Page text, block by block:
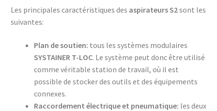
Les principales caractéristiques des aspirateurs S2sont les
suivantes:
Plan de soutien: tous les systèmes modulaires
SYSTAINER T-LOC. Le système peut donc être utilisé
comme véritable station de travail, où il est
possible de stocker des outils et des équipements
connexes.
Raccordement électrique et pneumatique: les deux